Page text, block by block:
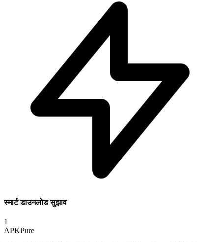
स्मार्ट डाउनलोड सुझाव
1
APKPure